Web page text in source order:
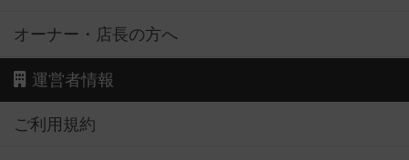
オーナー・店長の方へ
運営者情報
ご利用規約